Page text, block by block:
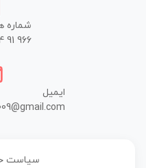
شماره
91 966
ایمیل
سیاست